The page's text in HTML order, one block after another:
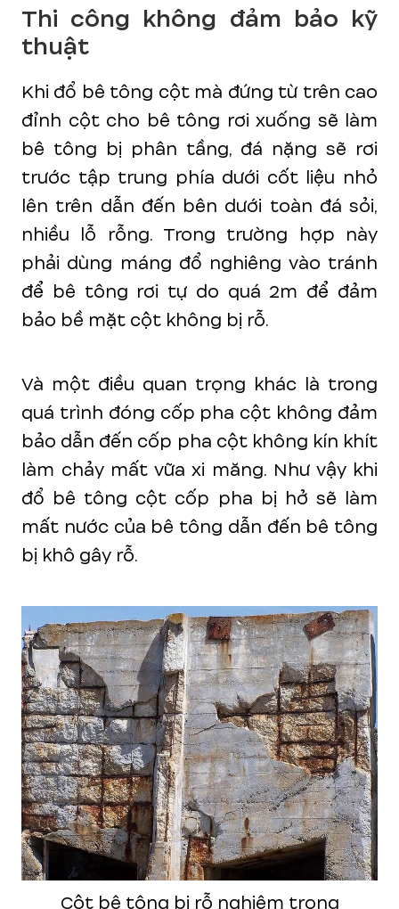
Thi công không đảm bảo kỹ
thuật
Khi đổ bê tông cột mà đứng từ trên cao
đỉnh cột cho bê tông rơi xuống sẽ làm
bê tông bị phân tầng, đá nặng sẽ rơi
trước tập trung phía dưới cốt liệu nhỏ
lên trên dẫn đến bên dưới toàn đá sỏi,
nhiều lỗ rỗng. Trong trường hợp này
phải dùng máng đổ nghiêng vào tránh
để bê tông rơi tự do quá 2m để đảm
bảo bề mặt cột không bị rỗ.
Và một điều quan trọng khác là trong
quá trình đóng cốp pha cột không đảm
bảo dẫn đến cốp pha cột không kín khít
làm chảy mất vữa xi măng. Như vậy khi
đổ bê tông cột cốp pha bị hở sẽ làm
mất nước của bê tông dẫn đến bê tông
bị khô gây rỗ.
Cột bê tông bị rỗ nghiêm trọng